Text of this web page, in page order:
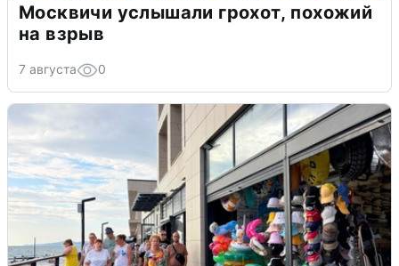
Москвичи услышали грохот, похожий
на взрыв
7 августа 0